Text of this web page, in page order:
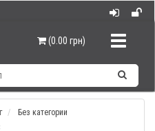
(0.00 грн)
Без категории